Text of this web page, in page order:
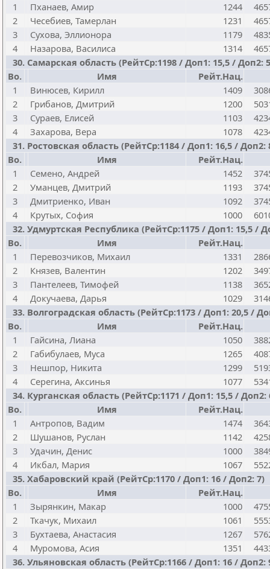
1
Пханаев, Амир 1244
2
Чесебиев, Тамерлан 1231
3
Сухова, Эллионора 1179
4
Назарова, Василиса 1314
30. Самарская область (РейтСр:1198 / Доп1: 15,5 / Доп2:
Bo.
Имя Рейт.Нац.
1
Винюсев, Кирилл 1409
2
Грибанов, Дмитрий 1200
3
Сураев, Елисей 1103
4
Захарова, Вера 1078
31. Ростовская область (РейтСр:1184 / Доп1: 16,5 / Доп2:
Bo.
Имя Рейт.Нац.
1
Семено, Андрей 1452
2
Уманцев, Дмитрий 1193
3
Дмитриенко, Иван 1092
4
Крутых, София 1000
32. Удмуртская Республика (РейтСр:1175 / Доп1: 15,5 /
Bo.
Имя Рейт.Нац.
1
Перевозчиков, Михаил 1331
2
Князев, Валентин 1202
3
Пантелеев, Тимофей 1138
4
Докучаева, Дарья 1029
33. Волгоградская область (РейтСр:1173 / Доп1: 20,5 /
Bo.
Имя Рейт.Нац.
1
Гайсина, Лиана 1050
2
Габибулаев, Муса 1265
3
Нешпор, Никита 1299
4
Серегина, Аксинья 1077
34. Курганская область (РейтСр:1171 / Доп1: 15,5 / Доп2:
Bo.
Имя Рейт.Нац.
1
Антропов, Вадим 1474
2
Шушанов, Руслан 1142
3
Удачин, Денис 1000
4
Икбал, Мария 1067
35. Хабаровский край (РейтСр:1170 / Доп1: 16 / Доп2: 7)
Bo.
Имя Рейт.Нац.
1
Зырянкин, Макар 1000
2
Ткачук, Михаил 1061
3
Бухтаева, Анастасия 1267
4
Муромова, Асия 1351
36. Ульяновская область (РейтСр:1166 / Доп1: 16 / Доп2: